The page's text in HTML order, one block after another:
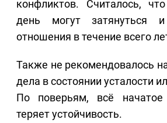
конфликтов. Считалось,
день могут затянуться
отношения в течение всего
Также не рекомендовалось
дела в состоянии усталости
По поверьям, всё начатое
теряет устойчивость.